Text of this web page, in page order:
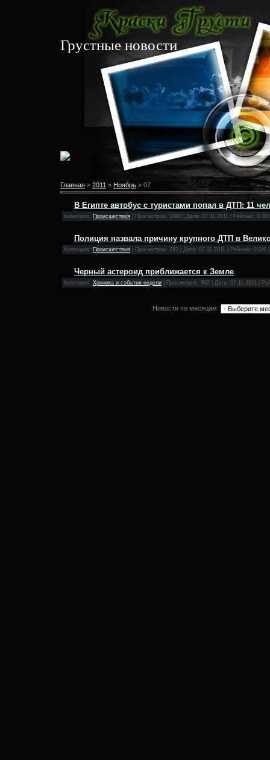
Грустные новости
Главная » 2011 » Ноябрь » 07
В Египте автобус с туристами попал в ДТП: 11
Категория: Происшествия | Просмотров: 1060 | Дата: 07.11.2011 | Рейтинг: 0.0/
Полиция назвала причину крупного ДТП в
Категория: Происшествия | Просмотров: 782 | Дата: 07.11.2011 | Рейтинг: 0.0/0
Черный астероид приближается к Земле
Категория: Хроника и события недели | Просмотров: 902 | Дата: 07.11.2011 |
Новости по месяцам: